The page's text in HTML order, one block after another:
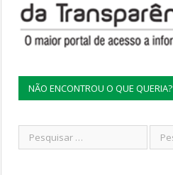
NÃO ENCONTROU O QUE QUERIA?